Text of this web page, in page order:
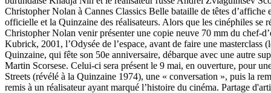
Christopher Nolan à Cannes Classics Belle bataille de têtes d’affiche
officielle et la Quinzaine des réalisateurs. Alors que les cinéphiles se
Christopher Nolan venir présenter une copie neuve 70 mm du chef-
Kubrick, 2001, l’Odysée de l’espace, avant de faire une masterclass
Quinzaine, qui fête son 50e anniversaire, débarque avec une autre
Martin Scorsese. Celui-ci sera présent le 9 mai, en ouverture, pour
Streets (révélé à la Quinzaine 1974), une « conversation », puis la
remis à un réalisateur ayant marqué l’histoire du cinéma. Partage